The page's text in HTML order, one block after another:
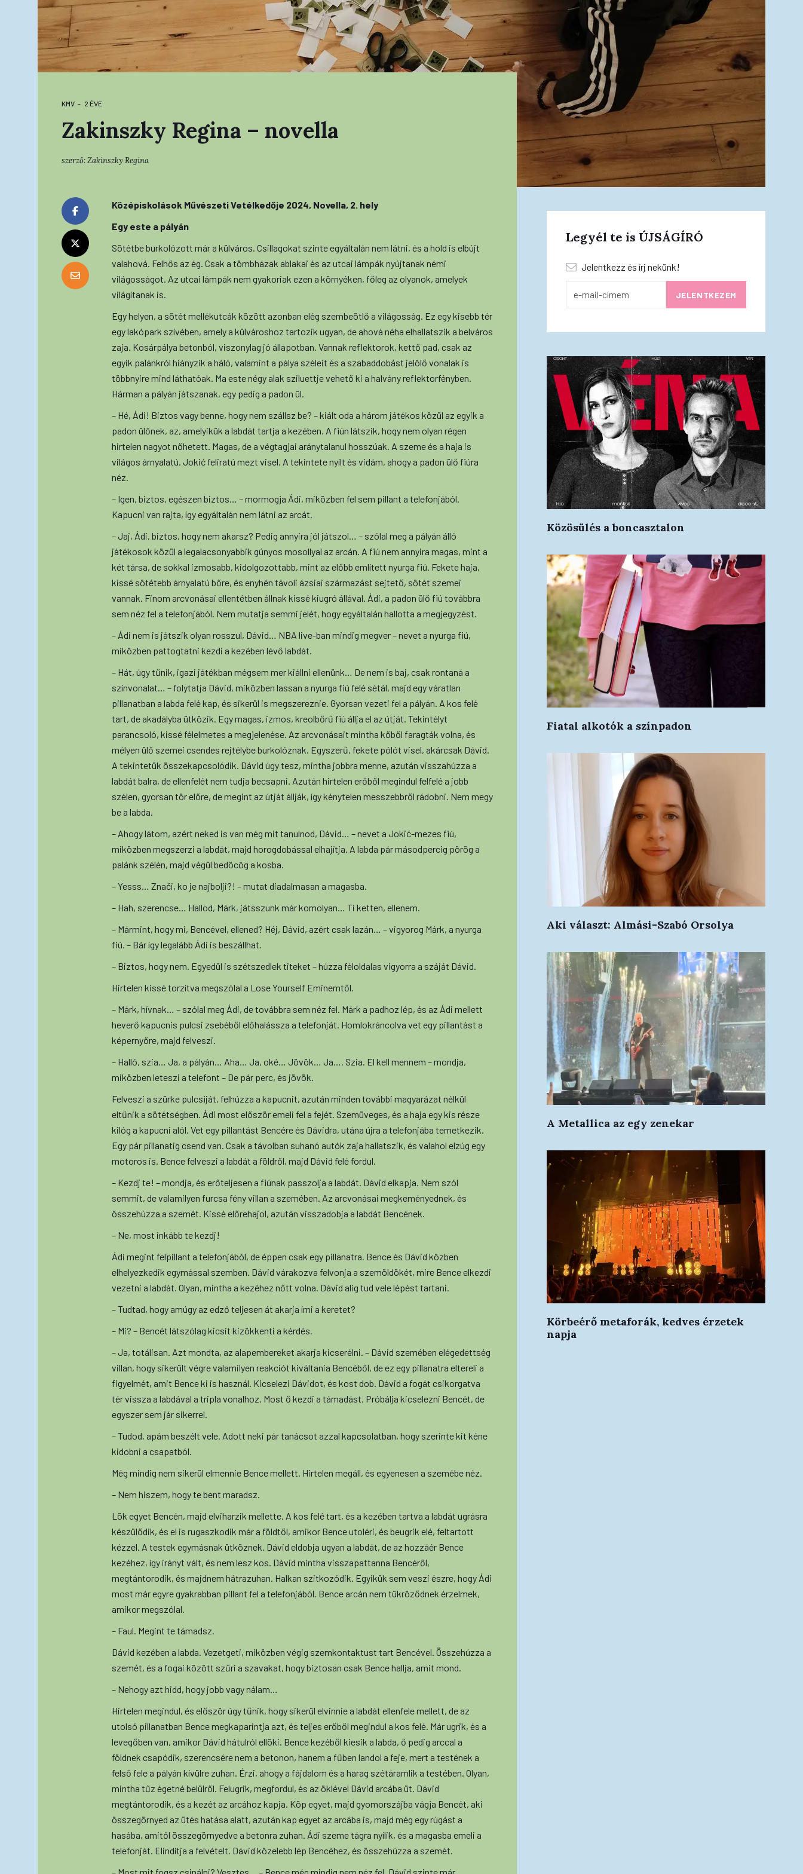
KMV 2 ÉVE
Zakinszky Regina – novella
szerző:Zakinszky Regina
Középiskolások Művészeti Vetélkedője 2024, Novella, 2. hely
Egy este a pályán
Sötétbe burkolózott már a külváros. Csillagokat szinte egyáltalán nem látni, és a hold is elbújt
valahová. Felhős az ég. Csak a tömbházak ablakai és az utcai lámpák nyújtanak némi
világosságot. Az utcai lámpák nem gyakoriak ezen a környéken, főleg az olyanok, amelyek
világítanak is.
Egy helyen, a sötét mellékutcák között azonban elég szembeötlő a világosság. Ez egy kisebb tér
egy lakópark szívében, amely a külvároshoz tartozik ugyan, de ahová néha elhallatszik a belváros
zaja. Kosárpálya betonból, viszonylag jó állapotban. Vannak reflektorok, kettő pad, csak az
egyik palánkról hiányzik a háló, valamint a pálya széleit és a szabaddobást jelölő vonalak is
többnyire mind láthatóak. Ma este négy alak sziluettje vehető ki a halvány reflektorfényben.
Hárman a pályán játszanak, egy pedig a padon ül.
– Hé, Ádi! Biztos vagy benne, hogy nem szállsz be? – kiált oda a három játékos közül az egyik a
padon ülőnek, az, amelyikük a labdát tartja a kezében. A fiún látszik, hogy nem olyan régen
hirtelen nagyot nőhetett. Magas, de a végtagjai aránytalanul hosszúak. A szeme és a haja is
világos árnyalatú. Jokić feliratú mezt visel. A tekintete nyílt és vidám, ahogy a padon ülő fiúra
néz.
– Igen, biztos, egészen biztos… – mormogja Ádi, miközben fel sem pillant a telefonjából.
Kapucni van rajta, így egyáltalán nem látni az arcát.
– Jaj, Ádi, biztos, hogy nem akarsz? Pedig annyira jól játszol… – szólal meg a pályán álló
játékosok közül a legalacsonyabbik gúnyos mosollyal az arcán. A fiú nem annyira magas, mint a
két társa, de sokkal izmosabb, kidolgozottabb, mint az előbb említett nyurga fiú. Fekete haja,
kissé sötétebb árnyalatú bőre, és enyhén távoli ázsiai származást sejtető, sötét szemei
vannak. Finom arcvonásai ellentétben állnak kissé kiugró állával. Ádi, a padon ülő fiú továbbra
sem néz fel a telefonjából. Nem mutatja semmi jelét, hogy egyáltalán hallotta a megjegyzést.
– Ádi nem is játszik olyan rosszul, Dávid… NBA live-ban mindig megver – nevet a nyurga fiú,
miközben pattogtatni kezdi a kezében lévő labdát.
– Hát, úgy tűnik, igazi játékban mégsem mer kiállni ellenünk… De nem is baj, csak rontaná a
színvonalat… – folytatja Dávid, miközben lassan a nyurga fiú felé sétál, majd egy váratlan
pillanatban a labda felé kap, és sikerül is megszereznie. Gyorsan vezeti fel a pályán. A kos felé
tart, de akadályba ütközik. Egy magas, izmos, kreolbőrű fiú állja el az útját. Tekintélyt
parancsoló, kissé félelmetes a megjelenése. Az arcvonásait mintha kőből faragták volna, és
mélyen ülő szemei csendes rejtélybe burkolóznak. Egyszerű, fekete pólót visel, akárcsak Dávid.
A tekintetük összekapcsolódik. Dávid úgy tesz, mintha jobbra menne, azután visszahúzza a
labdát balra, de ellenfelét nem tudja becsapni. Azután hirtelen erőből megindul felfelé a jobb
szélen, gyorsan tör előre, de megint az útját állják, így kénytelen messzebbről rádobni. Nem megy
be a labda.
– Ahogy látom, azért neked is van még mit tanulnod, Dávid… – nevet a Jokić-mezes fiú,
miközben megszerzi a labdát, majd horogdobással elhajítja. A labda pár másodpercig pörög a
palánk szélén, majd végül bedöcög a kosba.
– Yesss… Znači, ko je najbolji?! – mutat diadalmasan a magasba.
– Hah, szerencse… Hallod, Márk, játsszunk már komolyan… Ti ketten, ellenem.
– Mármint, hogy mi, Bencével, ellened? Héj, Dávid, azért csak lazán… – vigyorog Márk, a nyurga
fiú. – Bár így legalább Ádi is beszállhat.
– Biztos, hogy nem. Egyedül is szétszedlek titeket – húzza féloldalas vigyorra a száját Dávid.
Hirtelen kissé torzítva megszólal a Lose Yourself Eminemtől.
– Márk, hívnak… – szólal meg Ádi, de továbbra sem néz fel. Márk a padhoz lép, és az Ádi mellett
heverő kapucnis pulcsi zsebéből előhalássza a telefonját. Homlokráncolva vet egy pillantást a
képernyőre, majd felveszi.
– Halló, szia… Ja, a pályán… Aha… Ja, oké… Jövök… Ja…. Szia. El kell mennem – mondja,
miközben leteszi a telefont – De pár perc, és jövök.
Felveszi a szürke pulcsiját, felhúzza a kapucnit, azután minden további magyarázat nélkül
eltűnik a sötétségben. Ádi most először emeli fel a fejét. Szemüveges, és a haja egy kis része
kilóg a kapucni alól. Vet egy pillantást Bencére és Dávidra, utána újra a telefonjába temetkezik.
Egy pár pillanatig csend van. Csak a távolban suhanó autók zaja hallatszik, és valahol elzúg egy
motoros is. Bence felveszi a labdát a földről, majd Dávid felé fordul.
– Kezdj te! – mondja, és erőteljesen a fiúnak passzolja a labdát. Dávid elkapja. Nem szól
semmit, de valamilyen furcsa fény villan a szemében. Az arcvonásai megkeményednek, és
összehúzza a szemét. Kissé előrehajol, azután visszadobja a labdát Bencének.
– Ne, most inkább te kezdj!
Ádi megint felpillant a telefonjából, de éppen csak egy pillanatra. Bence és Dávid közben
elhelyezkedik egymással szemben. Dávid várakozva felvonja a szemöldökét, mire Bence elkezdi
vezetni a labdát. Olyan, mintha a kezéhez nőtt volna. Dávid alig tud vele lépést tartani.
– Tudtad, hogy amúgy az edző teljesen át akarja írni a keretet?
– Mi? – Bencét látszólag kicsit kizökkenti a kérdés.
– Ja, totálisan. Azt mondta, az alapembereket akarja kicserélni. – Dávid szemében elégedettség
villan, hogy sikerült végre valamilyen reakciót kiváltania Bencéből, de ez egy pillanatra eltereli a
figyelmét, amit Bence ki is használ. Kicselezi Dávidot, és kost dob. Dávid a fogát csikorgatva
tér vissza a labdával a tripla vonalhoz. Most ő kezdi a támadást. Próbálja kicselezni Bencét, de
egyszer sem jár sikerrel.
– Tudod, apám beszélt vele. Adott neki pár tanácsot azzal kapcsolatban, hogy szerinte kit kéne
kidobni a csapatból.
Még mindig nem sikerül elmennie Bence mellett. Hirtelen megáll, és egyenesen a szemébe néz.
– Nem hiszem, hogy te bent maradsz.
Lök egyet Bencén, majd elviharzik mellette. A kos felé tart, és a kezében tartva a labdát ugrásra
készülődik, és el is rugaszkodik már a földtől, amikor Bence utoléri, és beugrik elé, feltartott
kézzel. A testek egymásnak ütköznek. Dávid eldobja ugyan a labdát, de az hozzáér Bence
kezéhez, így irányt vált, és nem lesz kos. Dávid mintha visszapattanna Bencéről,
megtántorodik, és majdnem hátrazuhan. Halkan szitkozódik. Egyikük sem veszi észre, hogy Ádi
most már egyre gyakrabban pillant fel a telefonjából. Bence arcán nem tükröződnek érzelmek,
amikor megszólal.
– Faul. Megint te támadsz.
Dávid kezében a labda. Vezetgeti, miközben végig szemkontaktust tart Bencével. Összehúzza a
szemét, és a fogai között szűri a szavakat, hogy biztosan csak Bence hallja, amit mond.
– Nehogy azt hidd, hogy jobb vagy nálam…
Hirtelen megindul, és először úgy tűnik, hogy sikerül elvinnie a labdát ellenfele mellett, de az
utolsó pillanatban Bence megkaparintja azt, és teljes erőből megindul a kos felé. Már ugrik, és a
levegőben van, amikor Dávid hátulról ellöki. Bence kezéből kiesik a labda, ő pedig arccal a
földnek csapódik, szerencsére nem a betonon, hanem a fűben landol a feje, mert a testének a
felső fele a pályán kívülre zuhan. Érzi, ahogy a fájdalom és a harag szétáramlik a testében. Olyan,
mintha tűz égetné belülről. Felugrik, megfordul, és az öklével Dávid arcába üt. Dávid
megtántorodik, és a kezét az arcához kapja. Köp egyet, majd gyomorszájba vágja Bencét, aki
összegörnyed az ütés hatása alatt, azután kap egyet az arcába is, majd még egy rúgást a
hasába, amitől összegörnyedve a betonra zuhan. Ádi szeme tágra nyílik, és a magasba emeli a
telefonját. Elindítja a felvételt. Dávid közelebb lép Bencéhez, és összehúzza a szemét.
Legyél te is ÚJSÁGÍRÓ
Jelentkezz és írj nekünk!
Közösülés a boncasztalon
Fiatal alkotók a színpadon
Aki választ: Almási-Szabó Orsolya
A Metallica az egy zenekar
Körbeérő metaforák, kedves érzetek
napja